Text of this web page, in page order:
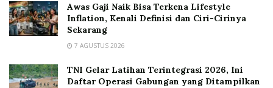
Awas Gaji Naik Bisa Terkena Lifestyle
Inflation, Kenali Definisi dan Ciri-Cirinya
Sekarang
7 AGUSTUS 2026
TNI Gelar Latihan Terintegrasi 2026, Ini
Daftar Operasi Gabungan yang Ditampilkan